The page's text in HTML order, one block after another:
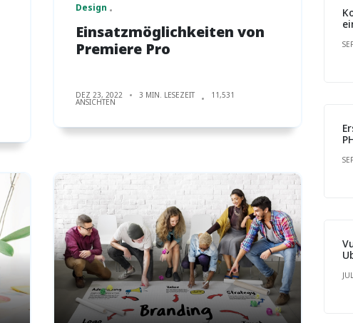
Design
Einsatzmöglichkeiten von
Premiere Pro
DEZ 23, 2022 3 MIN. LESEZEIT 11,531
ANSICHTEN